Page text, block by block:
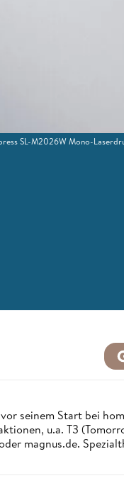
SL-M2026W Mono-
seinem Start bei
u.a. T3
magnus.de.